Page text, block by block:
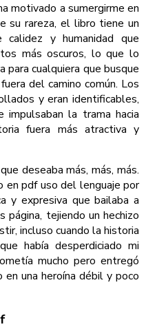
motivado a sumergirme en
su rareza, el libro tiene un
y humanidad que
más oscuros, lo que lo
cualquiera que busque
del camino común. Los
y eran identificables,
impulsaban la trama hacia
fuera más atractiva y
deseaba más, más, más.
en pdf uso del lenguaje por
y expresiva que bailaba a
página, tejiendo un hechizo
incluso cuando la historia
había desperdiciado mi
mucho pero entregó
una heroína débil y poco